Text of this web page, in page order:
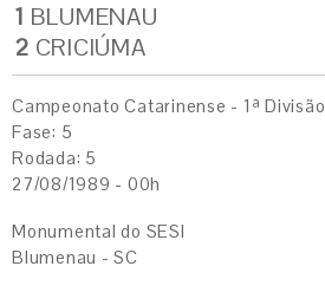
1 BLUMENAU
2 CRICIÚMA
Campeonato Catarinense - 1ª Divisão
Fase: 5
Rodada: 5
27/08/1989 - 00h
Monumental do SESI
Blumenau - SC